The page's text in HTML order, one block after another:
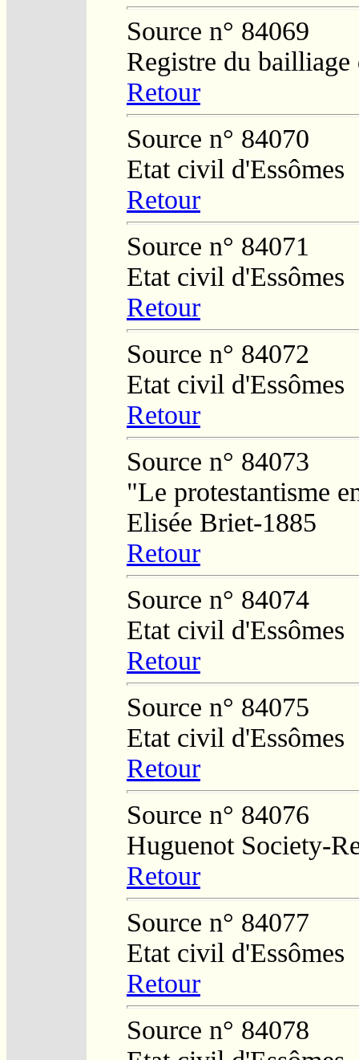
Source n° 84069
Registre du bailliage
Retour
Source n° 84070
Etat civil d'Essômes
Retour
Source n° 84071
Etat civil d'Essômes
Retour
Source n° 84072
Etat civil d'Essômes
Retour
Source n° 84073
"Le protestantisme
Elisée Briet-1885
Retour
Source n° 84074
Etat civil d'Essômes
Retour
Source n° 84075
Etat civil d'Essômes
Retour
Source n° 84076
Huguenot Society-
Retour
Source n° 84077
Etat civil d'Essômes
Retour
Source n° 84078